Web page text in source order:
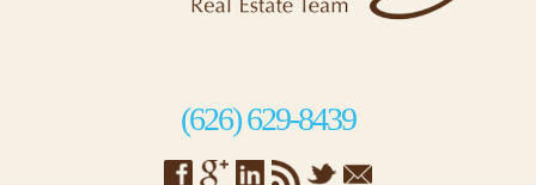
(626) 629-8439